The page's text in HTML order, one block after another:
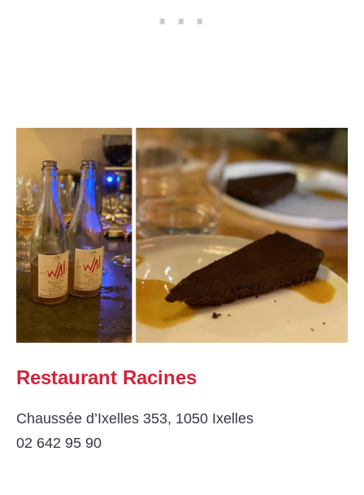
Restaurant Racines
Chaussée d’Ixelles 353, 1050 Ixelles
02 642 95 90